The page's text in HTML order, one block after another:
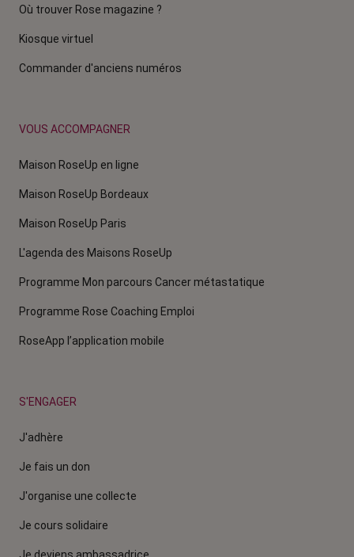
Où trouver Rose magazine ?
Kiosque virtuel
Commander d'anciens numéros
VOUS ACCOMPAGNER
Maison RoseUp en ligne
Maison RoseUp Bordeaux
Maison RoseUp Paris
L'agenda des Maisons RoseUp
Programme Mon parcours Cancer métastatique
Programme Rose Coaching Emploi
RoseApp l’application mobile
S'ENGAGER
J'adhère
Je fais un don
J'organise une collecte
Je cours solidaire